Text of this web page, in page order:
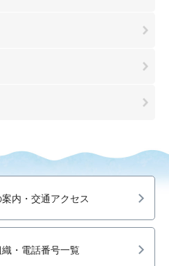
内・交通アクセス
織・電話番号一覧